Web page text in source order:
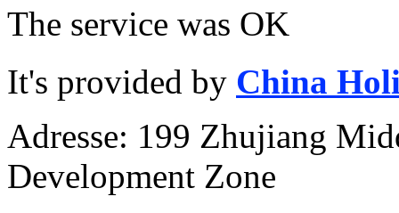
The service was OK
It's provided by China
Adresse: 199 Zhujiang
Development Zone